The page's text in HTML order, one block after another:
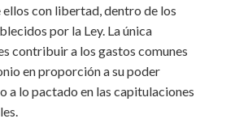
ellos con libertad, dentro de los
por la Ley. La única
contribuir a los gastos comunes
en proporción a su poder
a lo pactado en las capitulaciones